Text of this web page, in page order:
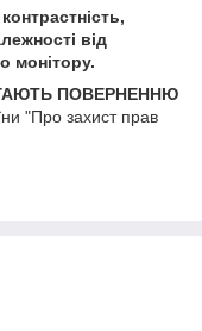
від
монітору.
ПОВЕРНЕННЮ
"Про захист прав